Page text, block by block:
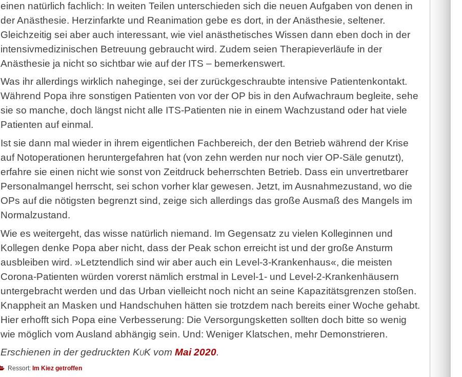
einen natürlich fachlich: In weiten Teilen unterschieden sich die neuen Aufgaben von denen in
der Anästhesie. Herzinfarkte und Reanimation gebe es dort, in der Anästhesie, seltener.
Gleichzeitig sei aber auch interessant, wie viel anästhetisches Wissen dann eben doch in der
intensivmedizinischen Betreuung gebraucht wird. Zudem seien Therapieverläufe in der
Anästhesie ja nicht so sichtbar wie auf der ITS – bemerkenswert.
Was ihr allerdings wirklich naheginge, sei der zurückgeschraubte intensive Patientenkontakt.
Während Popa ihre sonstigen Patienten von vor der OP bis in den Aufwachraum begleite, sehe
sie so manche, doch längst nicht alle ITS-Patienten nie in einem Wachzustand oder hat viele
Patienten auf einmal.
Ist sie dann mal wieder in ihrem eigentlichen Fachbereich, der den Betrieb während der Krise
auf Notoperationen heruntergefahren hat (von zehn werden nur noch vier OP-Säle genutzt),
erfahre sie einen nicht wie sonst von Zeitdruck beherrschten Betrieb. Dass ein unvertretbarer
Personalmangel herrscht, sei schon vorher klar gewesen. Jetzt, im Ausnahmezustand, wo die
OPs auf die nö­tigs­ten begrenzt sind, zeige sich allerdings das große Ausmaß des Mangels im
Normalzustand.
Wie es weitergeht, das wisse natürlich niemand. Im Gegensatz zu vielen Kolleginnen und
Kollegen denke Popa aber nicht, dass der Peak schon erreicht ist und der große Ansturm
ausbleiben wird. »Letztendlich sind wir aber auch ein Level-3-Krankenhaus«, die meisten
Corona-Patienten würden vorerst nämlich erstmal in Level-1- und Level-2-Krankenhäusern
untergebracht werden und das Urban vielleicht noch nicht an seine Kapazitätsgrenzen stoßen.
Knappheit an Masken und Handschuhen hätten sie trotzdem nach bereits einer Woche gehabt.
Hier erhofft sich Popa eine Verbesserung: Die Versorgungsketten sollten doch bitte so wenig
wie möglich vom Ausland abhängig sein. Und: Weniger Klatschen, mehr Demonstrieren.
Erschienen in der gedruckten KuKvom Mai 2020.
Ressort: Im Kiez getroffen